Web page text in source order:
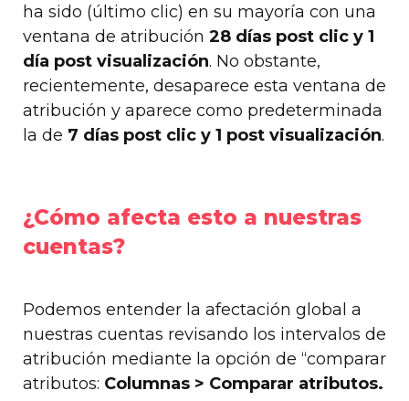
ha sido (último clic) en su mayoría con una
ventana de atribución 28 días post clic y 1
día post visualización. No obstante,
recientemente, desaparece esta ventana de
atribución y aparece como predeterminada
la de 7 días post clic y 1 post visualización.
¿Cómo afecta esto a nuestras
cuentas?
Podemos entender la afectación global a
nuestras cuentas revisando los intervalos de
atribución mediante la opción de “comparar
atributos: Columnas > Comparar atributos.